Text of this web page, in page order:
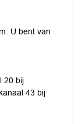
U bent van
20 bij
43 bij